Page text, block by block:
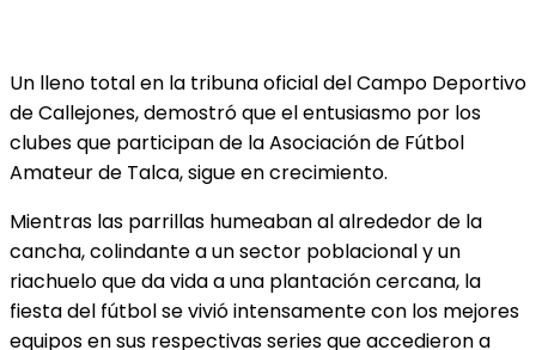
Un lleno total en la tribuna oficial del Campo Deportivo
de Callejones, demostró que el entusiasmo por los
clubes que participan de la Asociación de Fútbol
Amateur de Talca, sigue en crecimiento.
Mientras las parrillas humeaban al alrededor de la
cancha, colindante a un sector poblacional y un
riachuelo que da vida a una plantación cercana, la
fiesta del fútbol se vivió intensamente con los mejores
equipos en sus respectivas series que accedieron a